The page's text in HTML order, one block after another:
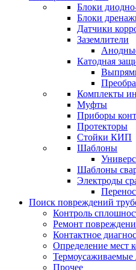
Блоки
Блоки
Датчики
Заземлители
Катодная
Комплекты
Муфты
Приборы
Протекторы
Стойки КИП
Шаблоны
Шаблоны
Электроды
Поиск повреждений
Контроль
Ремонт
Контактное
Определение мест
Термоусаживаемые
Прочее